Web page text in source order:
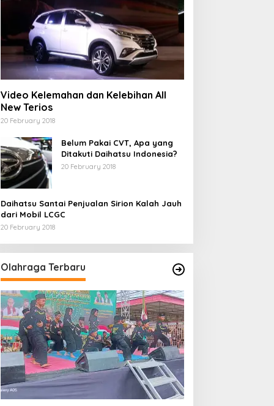
Video Kelemahan dan Kelebihan All
New Terios
20 February 2018
Belum Pakai CVT, Apa yang
Ditakuti Daihatsu Indonesia?
20 February 2018
Daihatsu Santai Penjualan Sirion Kalah Jauh
dari Mobil LCGC
20 February 2018
Olahraga Terbaru